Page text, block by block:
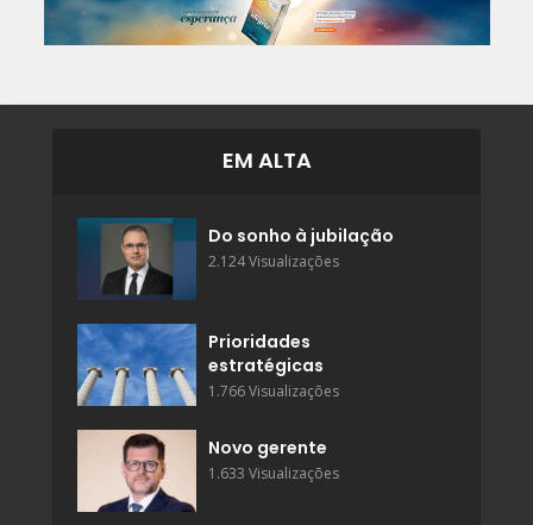
EM ALTA
Do sonho à jubilação
2.124 Visualizações
Prioridades
estratégicas
1.766 Visualizações
Novo gerente
1.633 Visualizações